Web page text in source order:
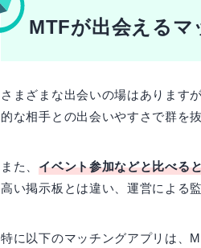
MTFが出会える
さまざまな出会いの場はあります
的な相手との出会いやすさで群を
また、イベント参加などと比べる
高い掲示板とは違い、運営による
特に以下のマッチングアプリは、